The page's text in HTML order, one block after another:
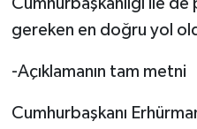
gereken en doğru yol
-Açıklamanın tam metni
Cumhurbaşkanı